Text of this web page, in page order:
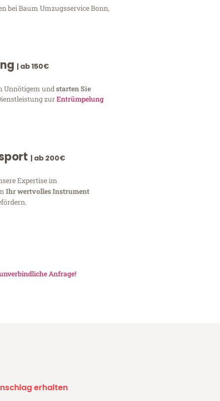
bei Baum Umzugsservice Bonn,
| ab 150€
Unnötigem und starten Sie
zurEntrümpelung
| ab 200€
Expertise im
Ihr wertvolles Instrument
Anfrage!
erhalten